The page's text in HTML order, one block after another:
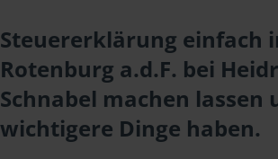
Steuererklärung einfach
Rotenburg a.d.F. bei
Schnabel machen lassen
wichtigere Dinge haben.